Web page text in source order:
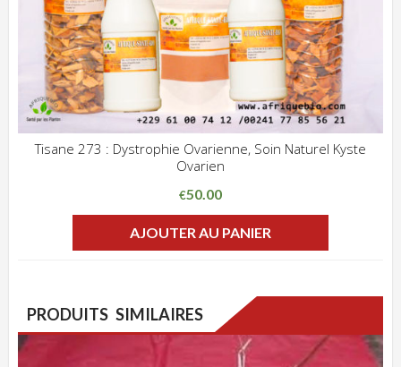
Tisane 273 : Dystrophie Ovarienne, Soin Naturel Kyste
Ovarien
€50.00
AJOUTER AU PANIER
PRODUITS SIMILAIRES